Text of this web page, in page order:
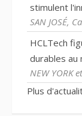
stimulent
SAN JOSÉ,
HCLTech
durables au
NEW YORK
Plus